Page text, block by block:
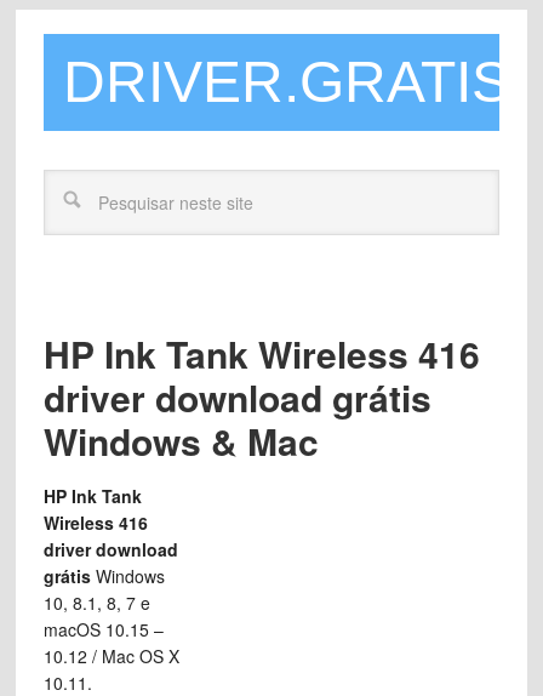
DRIVER.GRATIS
HP Ink Tank Wireless 416
driver download grátis
Windows & Mac
HP Ink Tank
Wireless 416
driver download
grátisWindows
10, 8.1, 8, 7 e
macOS 10.15 –
10.12 / Mac OS X
10.11.